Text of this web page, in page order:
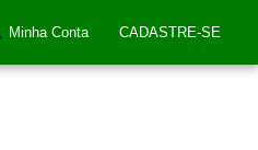
Minha Conta CADASTRE-SE